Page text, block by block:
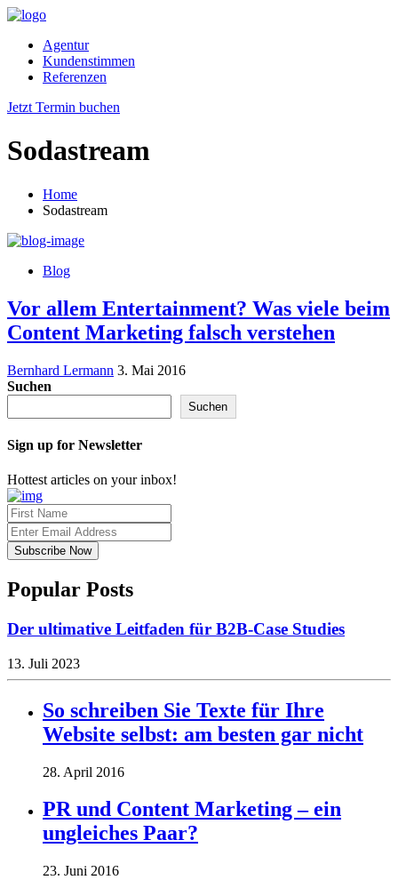
Agentur
Kundenstimmen
Referenzen
Jetzt Termin buchen
Sodastream
Home
Sodastream
Blog
Vor allem Entertainment? Was viele beim
Content Marketing falsch verstehen
Bernhard Lermann 3. Mai 2016
Suchen
Suchen
Sign up for Newsletter
Hottest articles on your inbox!
Popular Posts
Der ultimative Leitfaden für B2B-Case Studies
13. Juli 2023
So schreiben Sie Texte für Ihre
Website selbst: am besten gar nicht
28. April 2016
PR und Content Marketing – ein
ungleiches Paar?
23. Juni 2016